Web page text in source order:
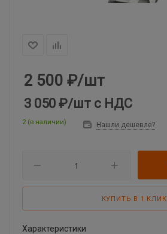
2 500 ₽/шт
3 050 ₽/шт с НДС
2 (в наличии) Нашли дешевле?
КУПИТЬ В 1 КЛИК
Характеристики